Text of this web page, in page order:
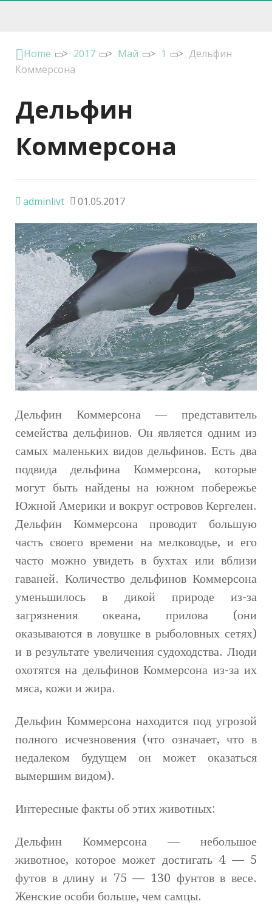
Home > 2017 > Май > 1 > Дельфин
Коммерсона
Дельфин
Коммерсона
adminlivt 01.05.2017
Дельфин Коммерсона — представитель
семейства дельфинов. Он является одним из
самых маленьких видов дельфинов. Есть два
подвида дельфина Коммерсона, которые
могут быть найдены на южном побережье
Южной Америки и вокруг островов Кергелен.
Дельфин Коммерсона проводит большую
часть своего времени на мелководье, и его
часто можно увидеть в бухтах или вблизи
гаваней. Количество дельфинов Коммерсона
уменьшилось в дикой природе из-за
загрязнения океана, прилова (они
оказываются в ловушке в рыболовных сетях)
и в результате увеличения судоходства. Люди
охотятся на дельфинов Коммерсона из-за их
мяса, кожи и жира.
Дельфин Коммерсона находится под угрозой
полного исчезновения (что означает, что в
недалеком будущем он может оказаться
вымершим видом).
Интересные факты об этих животных:
Дельфин Коммерсона — небольшое
животное, которое может достигать 4 — 5
футов в длину и 75 — 130 фунтов в весе.
Женские особи больше, чем самцы.